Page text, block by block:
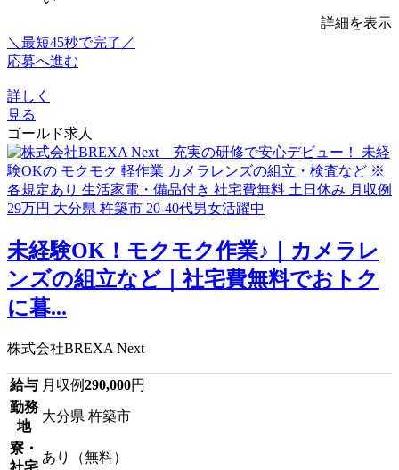
詳細を表示
＼最短45秒で完了／
応募へ進む
詳しく
見る
ゴールド求人
未経験OK！モクモク作業♪｜カメラレ
ンズの組立など｜社宅費無料でおトク
に暮...
株式会社BREXA Next
給与 月収例290,000円
勤務
地
大分県 杵築市
寮・
社宅
あり（無料）